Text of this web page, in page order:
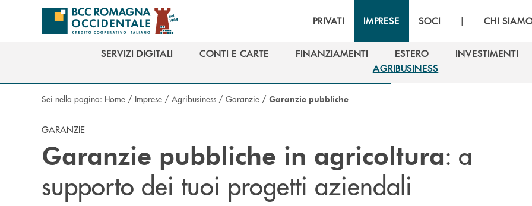
Salta al contenuto principale
PRIVATI IMPRESE SOCI | CHI
SERVIZI DIGITALI
CONTI E CARTE
FINANZIAMENTI
ESTERO
ESTERO
INVESTIMENTI
AGRIBUSINESS
AGRIBUSINESS
Sei nella pagina: Home / Imprese / Agribusiness / Garanzie / Garanzie pubbliche
GARANZIE
Garanzie pubbliche in agricoltura: a
supporto dei tuoi progetti aziendali